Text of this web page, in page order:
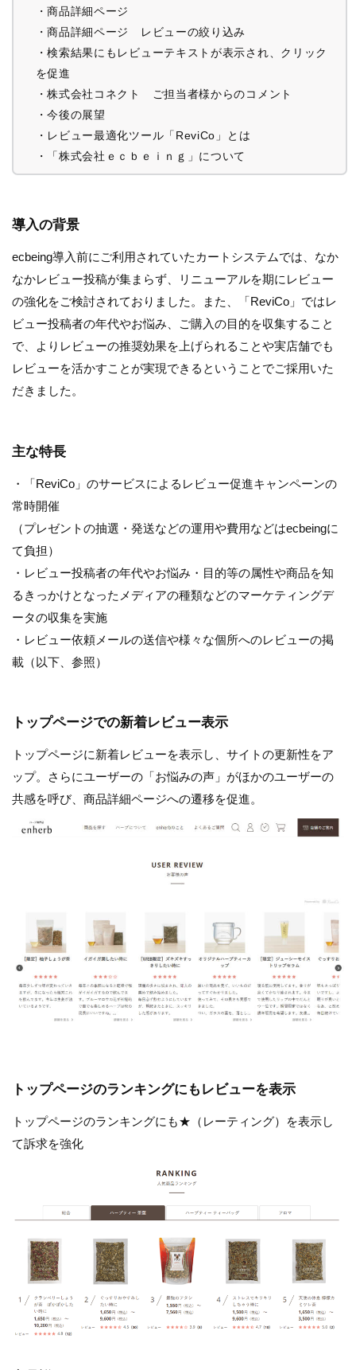
・商品詳細ページ
・商品詳細ページ レビューの絞り込み
・検索結果にもレビューテキストが表示され、クリック
を促進
・株式会社コネクト ご担当者様からのコメント
・今後の展望
・レビュー最適化ツール「ReviCo」とは
・「株式会社ｅｃｂｅｉｎｇ」について
導入の背景
ecbeing導入前にご利用されていたカートシステムでは、なか
なかレビュー投稿が集まらず、リニューアルを期にレビュー
の強化をご検討されておりました。また、「ReviCo」ではレ
ビュー投稿者の年代やお悩み、ご購入の目的を収集すること
で、よりレビューの推奨効果を上げられることや実店舗でも
レビューを活かすことが実現できるということでご採用いた
だきました。
主な特長
・「ReviCo」のサービスによるレビュー促進キャンペーンの
常時開催
（プレゼントの抽選・発送などの運用や費用などはecbeingに
て負担）
・レビュー投稿者の年代やお悩み・目的等の属性や商品を知
るきっかけとなったメディアの種類などのマーケティングデ
ータの収集を実施
・レビュー依頼メールの送信や様々な個所へのレビューの掲
載（以下、参照）
トップページでの新着レビュー表示
トップページに新着レビューを表示し、サイトの更新性をア
ップ。さらにユーザーの「お悩みの声」がほかのユーザーの
共感を呼び、商品詳細ページへの遷移を促進。
トップページのランキングにもレビューを表示
トップページのランキングにも★（レーティング）を表示し
て訴求を強化